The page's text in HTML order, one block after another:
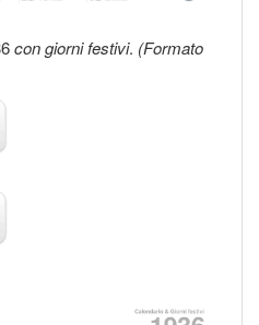
con giorni festivi. (Formato